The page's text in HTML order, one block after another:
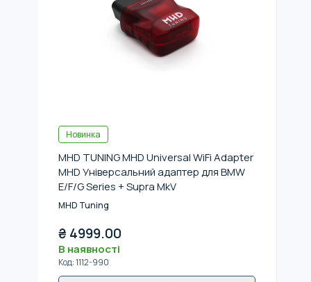
Новинка
MHD TUNING MHD Universal WiFi Adapter
MHD Універсальний адаптер для BMW
E/F/G Series + Supra MkV
MHD Tuning
₴ 4999.00
В наявності
Код:1112-990